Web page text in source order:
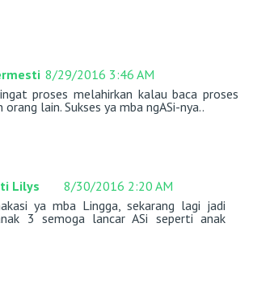
8/29/2016 3:46 AM
proses melahirkan kalau baca proses
orang lain. Sukses ya mba ngASi-nya..
Lilys
8/30/2016 2:20 AM
ya mba Lingga, sekarang lagi jadi
3 semoga lancar ASi seperti anak